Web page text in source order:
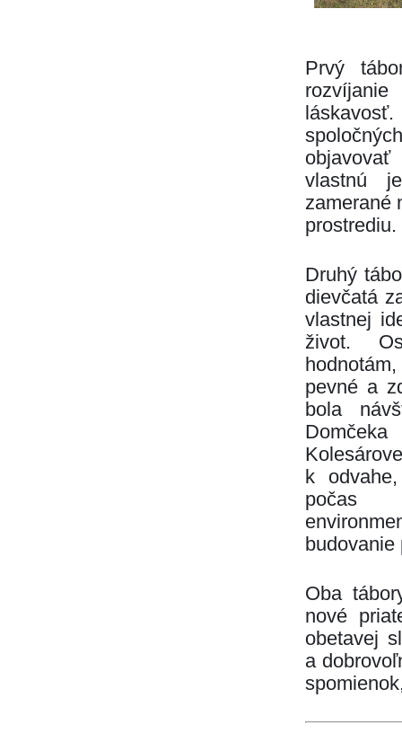
Prvý
láskavosť.
vlastnú
zamerané
prostrediu.
Druhý
dievčatá
vlastnej
život.
pevné a
bola
k
počas
budovanie
Oba
nové
obetavej
a